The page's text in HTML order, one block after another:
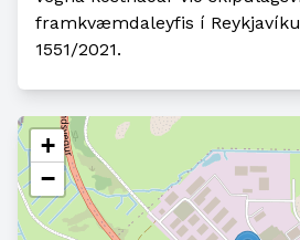
framkvæmdaleyfis í
1551/2021.
+
−